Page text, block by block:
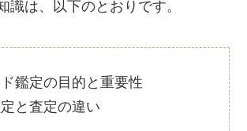
識は、以下のとおりです。
鑑定の目的と重要性
と査定の違い